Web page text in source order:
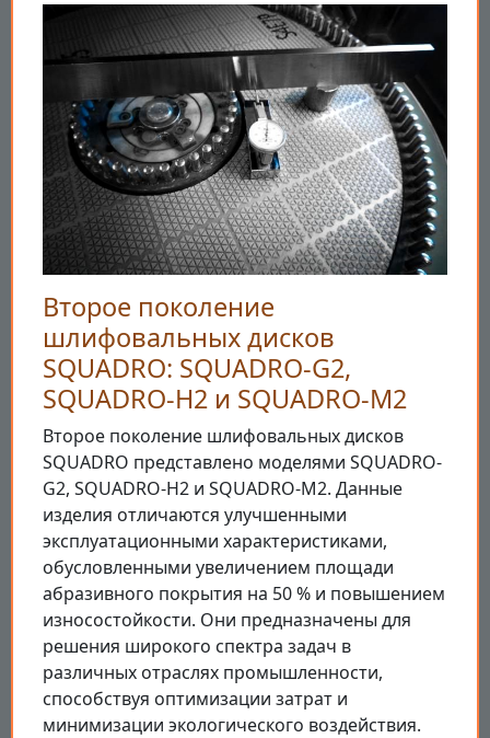
Второе поколение
шлифовальных дисков
SQUADRO: SQUADRO-G2,
SQUADRO-H2 и SQUADRO-M2
Второе поколение шлифовальных дисков
SQUADRO представлено моделями SQUADRO-
G2, SQUADRO-H2 и SQUADRO-M2. Данные
изделия отличаются улучшенными
эксплуатационными характеристиками,
обусловленными увеличением площади
абразивного покрытия на 50 % и повышением
износостойкости. Они предназначены для
решения широкого спектра задач в
различных отраслях промышленности,
способствуя оптимизации затрат и
минимизации экологического воздействия.